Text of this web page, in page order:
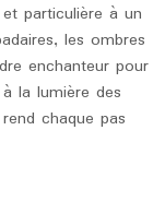
particulière à un
les ombres
enchanteur pour
la lumière des
chaque pas